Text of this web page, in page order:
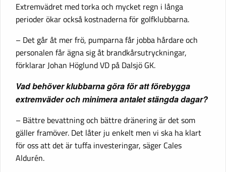
Extremvädret med torka och mycket regn i långa
perioder ökar också kostnaderna för golfklubbarna.
– Det går åt mer frö, pumparna får jobba hårdare och
personalen får ägna sig åt brandkårsutryckningar,
förklarar Johan Höglund VD på Dalsjö GK.
Vad behöver klubbarna göra för att förebygga
extremväder och minimera antalet stängda dagar?
– Bättre bevattning och bättre dränering är det som
gäller framöver. Det låter ju enkelt men vi ska ha klart
för oss att det är tuffa investeringar, säger Cales
Aldurén.